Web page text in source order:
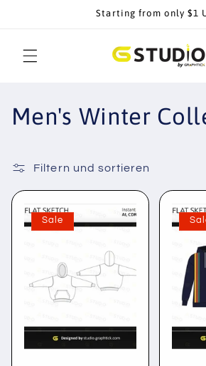
Starting from only $1
K
t
e
Men's Winter
Filtern und sortieren
Sale